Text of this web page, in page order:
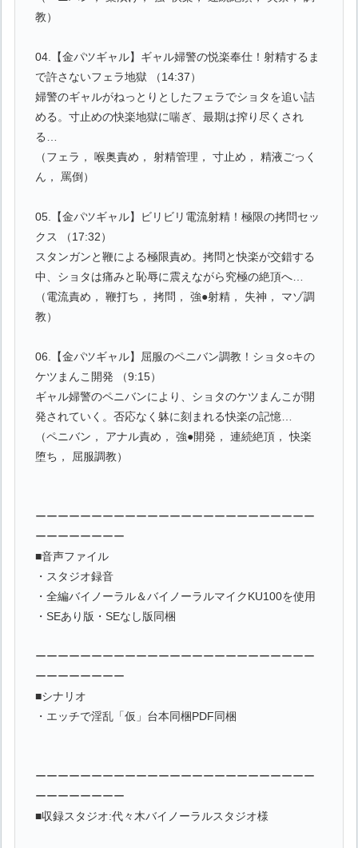
教）
04.【金パツギャル】ギャル婦警の悦楽奉仕！射精するま
で許さないフェラ地獄 （14:37）
婦警のギャルがねっとりとしたフェラでショタを追い詰
める。寸止めの快楽地獄に喘ぎ、最期は搾り尽くされ
る…
（フェラ， 喉奥責め， 射精管理， 寸止め， 精液ごっく
ん， 罵倒）
05.【金パツギャル】ビリビリ電流射精！極限の拷問セッ
クス （17:32）
スタンガンと鞭による極限責め。拷問と快楽が交錯する
中、ショタは痛みと恥辱に震えながら究極の絶頂へ…
（電流責め， 鞭打ち， 拷問， 強●射精， 失神， マゾ調
教）
06.【金パツギャル】屈服のペニバン調教！ショタ○キの
ケツまんこ開発 （9:15）
ギャル婦警のペニバンにより、ショタのケツまんこが開
発されていく。否応なく躰に刻まれる快楽の記憶…
（ペニバン， アナル責め， 強●開発， 連続絶頂， 快楽
堕ち， 屈服調教）
ーーーーーーーーーーーーーーーーーーーーーーーーー
ーーーーーーーー
■音声ファイル
・スタジオ録音
・全編バイノーラル＆バイノーラルマイクKU100を使用
・SEあり版・SEなし版同梱
ーーーーーーーーーーーーーーーーーーーーーーーーー
ーーーーーーーー
■シナリオ
・エッチで淫乱「仮」台本同梱PDF同梱
ーーーーーーーーーーーーーーーーーーーーーーーーー
ーーーーーーーー
■収録スタジオ:代々木バイノーラルスタジオ様